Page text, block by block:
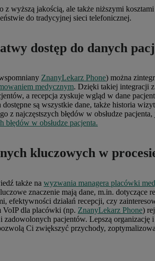
z wyższą jakością, ale także niższymi kosztami
do tradycyjnej sieci telefonicznej.
dostęp do danych
ZnanyLekarz Phone) można
medycznym. Dzięki takiej integracji
a recepcja zyskuje wgląd w dane
są wszystkie dane, także historia
z najczęstszych błędów w obsłudze
błędów w obsłudze pacjenta.
kluczowych w
także na wyzwania managera placówki
znaczenie mają dane, m.in. dotyczące
efektywności działań recepcji, czy
VoIP dla placówki (np. ZnanyLekarz Phone)
zadowolonych pacjentów. Lepszą organizację
Ci zwiększyć przychody,